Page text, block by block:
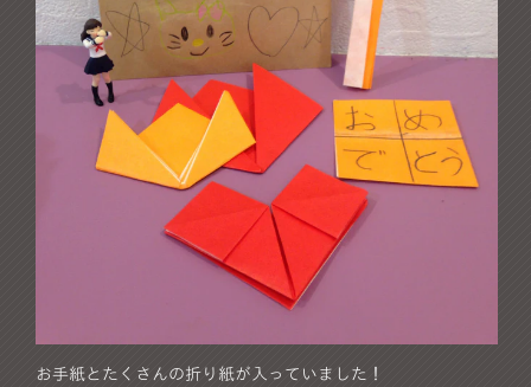
お手紙とたくさんの折り紙が入っていました！